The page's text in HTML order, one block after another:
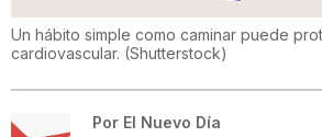
Un hábito simple como caminar puede
cardiovascular. (Shutterstock)
Por El Nuevo Día